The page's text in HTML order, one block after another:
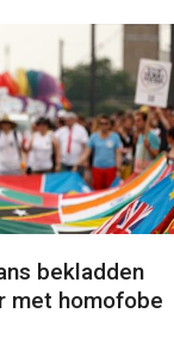
bekladden
met homofobe